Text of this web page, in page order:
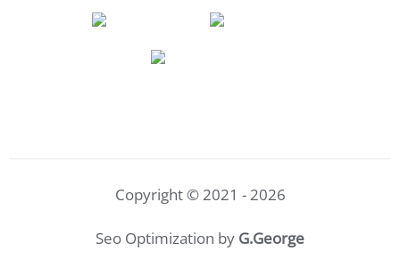
Copyright © 2021 - 2026
Seo Optimization by G.George